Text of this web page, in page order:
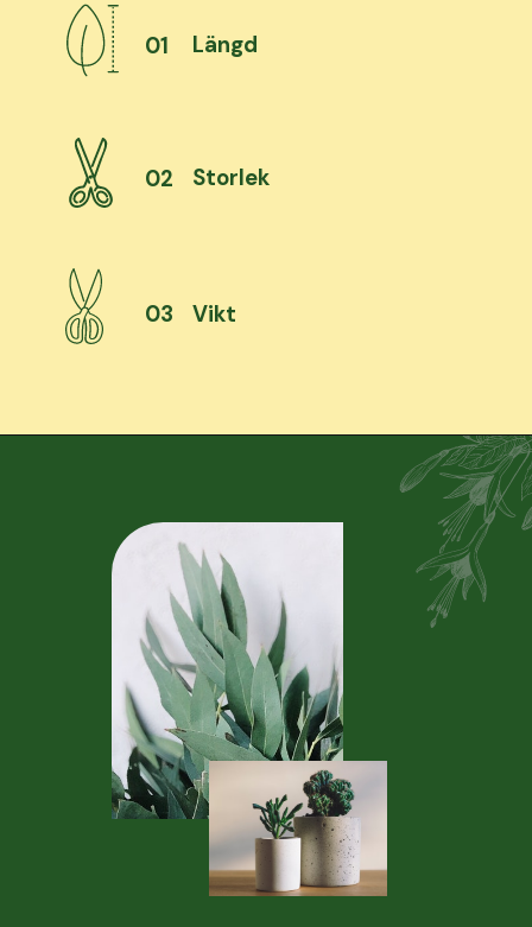
01 Längd
02 Storlek
03 Vikt